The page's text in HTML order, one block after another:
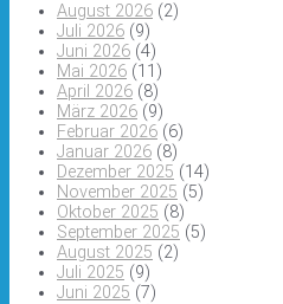
August 2026 (2)
Juli 2026 (9)
Juni 2026 (4)
Mai 2026 (11)
April 2026 (8)
März 2026 (9)
Februar 2026 (6)
Januar 2026 (8)
Dezember 2025 (14)
November 2025 (5)
Oktober 2025 (8)
September 2025 (5)
August 2025 (2)
Juli 2025 (9)
Juni 2025 (7)